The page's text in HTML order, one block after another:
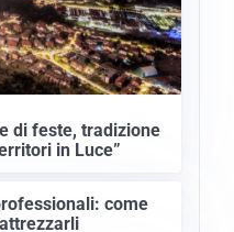
di feste, tradizione
in Luce”
come